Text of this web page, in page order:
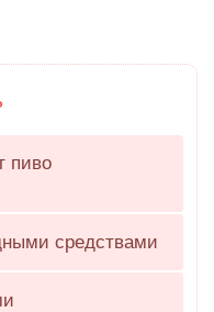
пиво
средствами